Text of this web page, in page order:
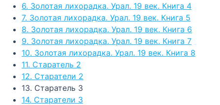
6. Золотая лихорадка. Урал. 19 век. Книга 4
7. Золотая лихорадка. Урал. 19 век. Книга 5
8. Золотая лихорадка. Урал. 19 век. Книга 6
9. Золотая лихорадка. Урал. 19 век. Книга 7
10. Золотая лихорадка. Урал. 19 век. Книга 8
11. Старатель 2
12. Старатели 2
13. Старатель 3
14. Старатели 3